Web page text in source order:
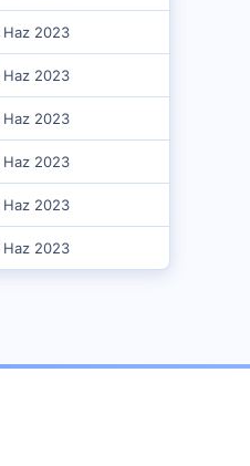
Haz 2023
Haz 2023
Haz 2023
Haz 2023
Haz 2023
Haz 2023